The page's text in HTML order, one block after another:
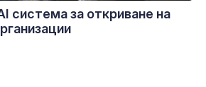
система за откриване на